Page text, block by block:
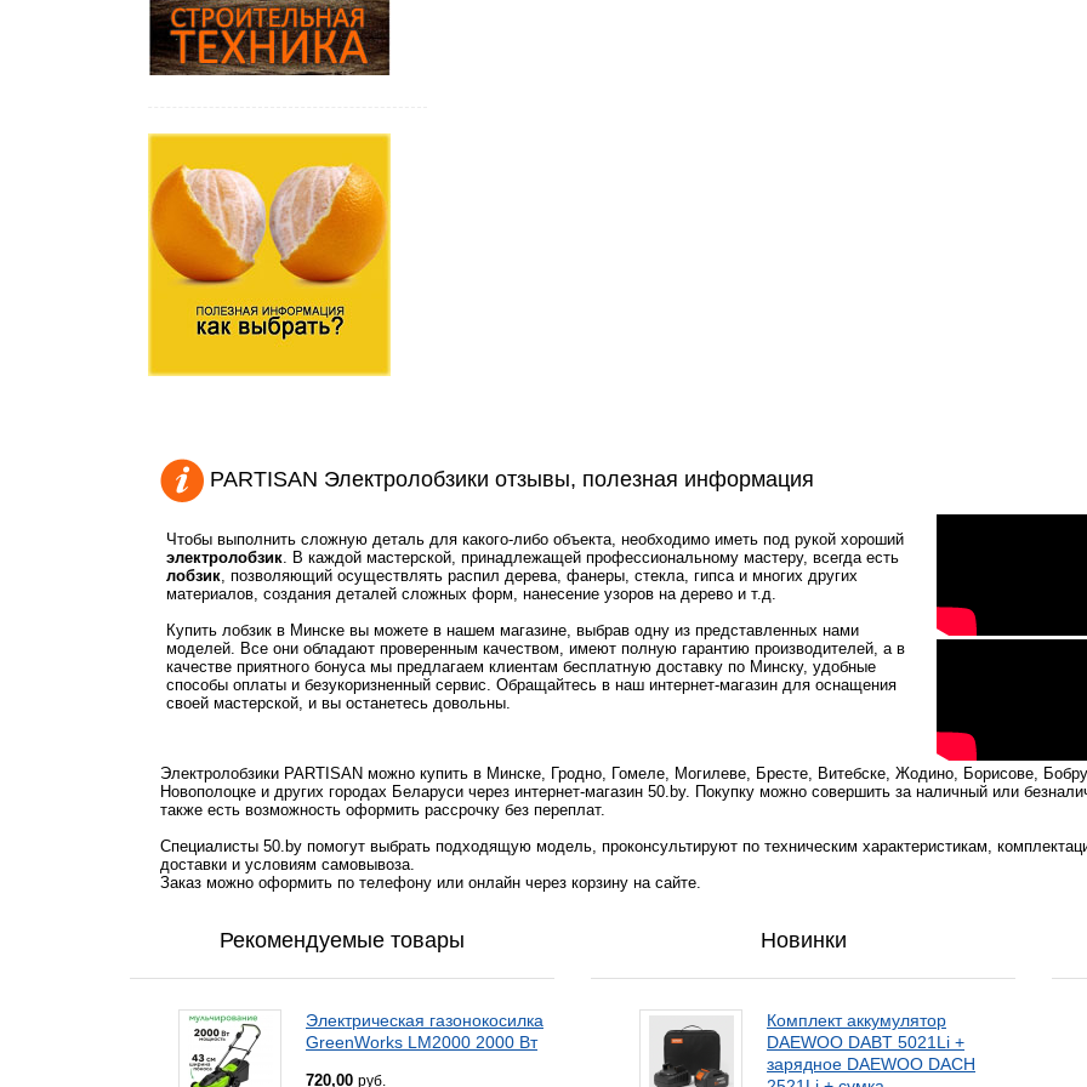
PARTISAN Электролобзики отзывы, полезная информация
Чтобы выполнить сложную деталь для какого-либо объекта, необходимо иметь под рукой хороший
электролобзик. В каждой мастерской, принадлежащей профессиональному мастеру, всегда есть
лобзик, позволяющий осуществлять распил дерева, фанеры, стекла, гипса и многих других
материалов, создания деталей сложных форм, нанесение узоров на дерево и т.д.
Купить лобзик в Минске вы можете в нашем магазине, выбрав одну из представленных нами
моделей. Все они обладают проверенным качеством, имеют полную гарантию производителей, а в
качестве приятного бонуса мы предлагаем клиентам бесплатную доставку по Минску, удобные
способы оплаты и безукоризненный сервис. Обращайтесь в наш интернет-магазин для оснащения
своей мастерской, и вы останетесь довольны.
Электролобзики PARTISAN можно купить в Минске, Гродно, Гомеле, Могилеве, Бресте, Витебске, Жодино, Борисове,
Новополоцке и других городах Беларуси через интернет-магазин 50.by. Покупку можно совершить за наличный или
также есть возможность оформить рассрочку без переплат.
Специалисты 50.by помогут выбрать подходящую модель, проконсультируют по техническим характеристикам,
доставки и условиям самовывоза.
Заказ можно оформить по телефону или онлайн через корзину на сайте.
Рекомендуемые товары
Электрическая газонокосилка
GreenWorks LM2000 2000 Вт
720,00 руб.
Новинки
Комплект аккумулятор
DAEWOO DABT 5021Li +
зарядное DAEWOO DACH